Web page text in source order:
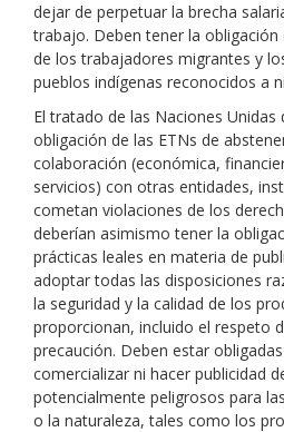
dejar de perpetuar la brecha
trabajo. Deben tener la
de los trabajadores migrantes y
pueblos indígenas reconocidos a
El tratado de las Naciones Unidas
obligación de las ETNs de
colaboración (económica,
servicios) con otras entidades,
cometan violaciones de los
deberían asimismo tener la
prácticas leales en materia de
adoptar todas las disposiciones
la seguridad y la calidad de los
proporcionan, incluido el respeto
precaución. Deben estar
comercializar ni hacer publicidad
potencialmente peligrosos para
o la naturaleza, tales como los